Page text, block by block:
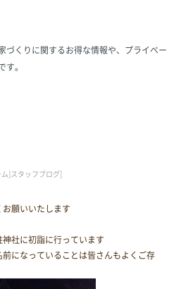
くりに関するお得な情報や、 プライベー
。
]スタッフブログ]
願いいたします
社に初詣に行っています
になっていることは皆さんもよくご存